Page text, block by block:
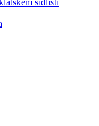
sídlišti